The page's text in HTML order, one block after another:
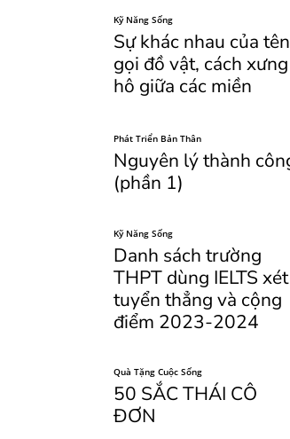
Kỹ Năng Sống
Sự khác nhau của tên
gọi đồ vật, cách xưng
hô giữa các miền
Phát Triển Bản Thân
Nguyên lý thành
(phần 1)
Kỹ Năng Sống
Danh sách trường
THPT dùng IELTS xét
tuyển thẳng và cộng
điểm 2023-2024
Quà Tặng Cuộc Sống
50 SẮC THÁI CÔ
ĐƠN